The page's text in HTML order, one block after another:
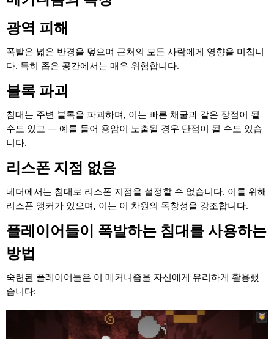
광역 피해
폭발은 넓은 반경을 덮으며 근처의 모든 사람에게 영향을 미칩니
다. 특히 좁은 공간에서는 매우 위험합니다.
블록 파괴
침대는 주변 블록을 파괴하며, 이는 빠른 채굴과 같은 장점이 될
수도 있고 — 예를 들어 용암이 노출될 경우 단점이 될 수도 있습
니다.
리스폰 지점 없음
네더에서는 침대로 리스폰 지점을 설정할 수 없습니다. 이를 위해
리스폰 앵커가 있으며, 이는 이 차원의 독창성을 강조합니다.
플레이어들이 폭발하는 침대를 사용하는
방법
숙련된 플레이어들은 이 메커니즘을 자신에게 유리하게 활용했
습니다: